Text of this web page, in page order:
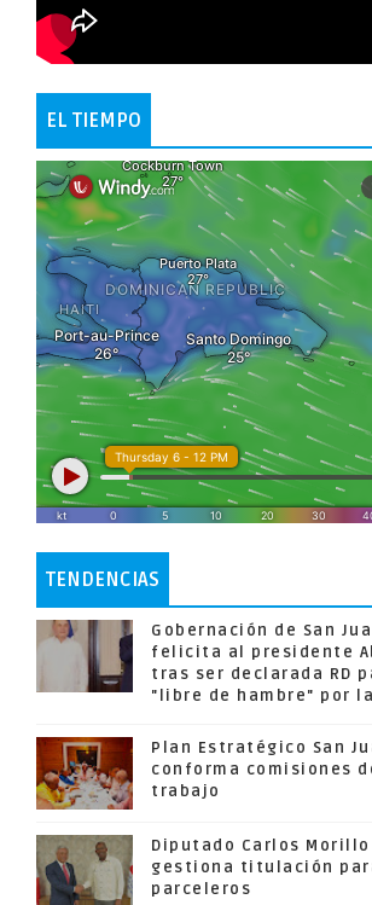
EL TIEMPO
TENDENCIAS
Gobernación de San
felicita al presidente
tras ser declarada RD
"libre de hambre" por la
Plan Estratégico San
conforma comisiones
trabajo
Diputado Carlos
gestiona titulación
parceleros